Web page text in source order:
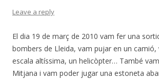
Leave a reply
El dia 19 de març de 2010 vam fer una
bombers de Lleida, vam pujar en un camió,
escala altíssima, un helicòpter… També
Mitjana i vam poder jugar una estoneta